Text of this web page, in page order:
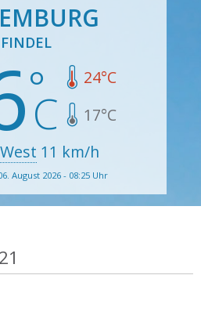
FINDEL
24°C
17°C
West 11 km/h
August 2026 - 08:25 Uhr